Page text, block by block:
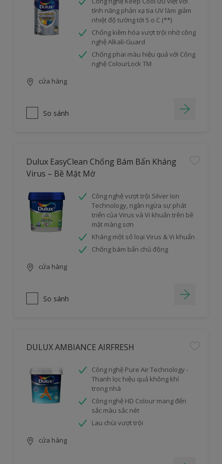
tính năng phản xạ tia UV làm giảm
nhiệt độ tường tới 5 o C (**)
Chống kiềm hóa vượt trội nhờ công
nghệ Alkali-Guard
Chống phai màu hiệu quả với Công
nghệ ColourLock TM
cửa hàng
So sánh
Dulux EasyClean Chống Bám Bẩn Kháng
Virus – Bề Mặt Mờ
Công nghệ vượt trội Silver Ion
Technology, ngăn ngừa sự phát
triển của Virus và Vi khuẩn trên bề
mặt màng sơn
Kháng một số loại Virus & Vi khuẩn
Chống bám bẩn chủ động
cửa hàng
So sánh
DULUX AMBIANCE AIRFRESH
Công nghệ Pure Air Technology -
Thanh lọc hiệu quả không khí
trong nhà
Công nghệ HD Colour mang đến
sắc màu sắc nét
Lau chùi vượt trội
cửa hàng